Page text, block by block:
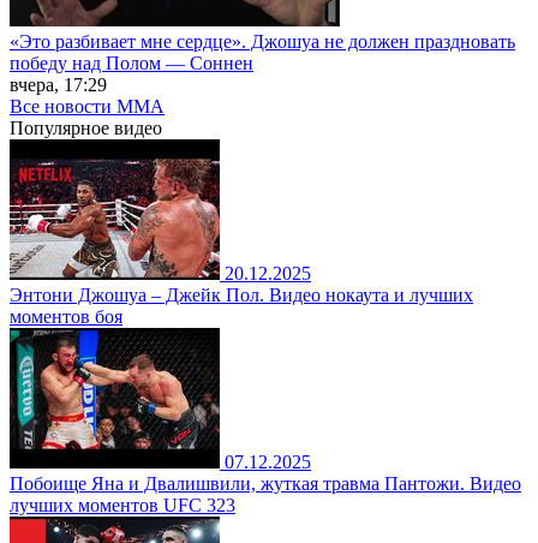
«Это разбивает мне сердце». Джошуа не должен праздновать
победу над Полом — Соннен
вчера, 17:29
Все новости MMA
Популярное видео
20.12.2025
Энтони Джошуа – Джейк Пол. Видео нокаута и лучших
моментов боя
07.12.2025
Побоище Яна и Двалишвили, жуткая травма Пантожи. Видео
лучших моментов UFC 323